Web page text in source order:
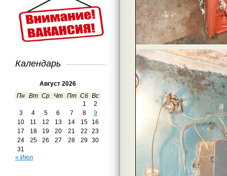
Календарь
Август 2026
Пн Вт Ср Чт Пт Сб Вс
1
2
3
4 5 6 7 8
9
10
11 12 13 14 15
16
17
18 19 20 21 22
23
24
25 26 27 28 29
30
31
« Июл